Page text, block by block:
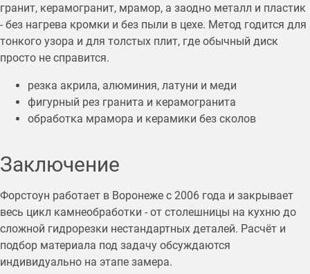
гранит, керамогранит, мрамор, а заодно металл и пластик
- без нагрева кромки и без пыли в цехе. Метод годится для
тонкого узора и для толстых плит, где обычный диск
просто не справится.
резка акрила, алюминия, латуни и меди
фигурный рез гранита и керамогранита
обработка мрамора и керамики без сколов
Заключение
Форстоун работает в Воронеже с 2006 года и закрывает
весь цикл камнеобработки - от столешницы на кухню до
сложной гидрорезки нестандартных деталей. Расчёт и
подбор материала под задачу обсуждаются
индивидуально на этапе замера.